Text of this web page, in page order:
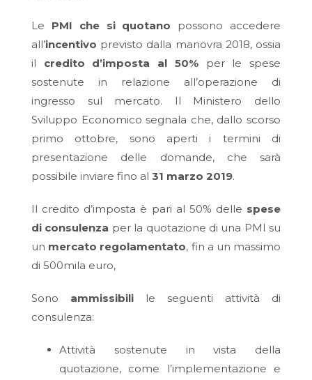
Le PMI che si quotano possono accedere
all’incentivo previsto dalla manovra 2018, ossia
il credito d’imposta al 50%per le spese
sostenute in relazione all’operazione di
ingresso sul mercato. Il Ministero dello
Sviluppo Economico segnala che, dallo scorso
primo ottobre, sono aperti i termini di
presentazione delle domande, che sarà
possibile inviare fino al 31 marzo 2019.
Il credito d’imposta è pari al 50% delle spese
di consulenza per la quotazione di una PMI su
un mercato regolamentato, fin a un massimo
di 500mila euro,
Sono ammissibili le seguenti attività di
consulenza:
Attività sostenute in vista della
quotazione, come l’implementazione e